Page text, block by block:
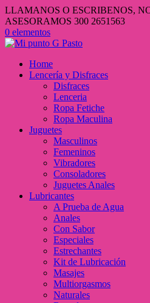
LLAMANOS O ESCRIBENOS,
ASESORAMOS 300 2651563
0 elementos
Home
Lencería y Disfraces
Disfraces
Lenceria
Ropa Fetiche
Ropa Maculina
Juguetes
Masculinos
Femeninos
Vibradores
Consoladores
Juguetes Anales
Lubricantes
A Prueba de Agua
Anales
Con Sabor
Especiales
Estrechantes
Kit de Lubricación
Masajes
Multiorgasmos
Naturales